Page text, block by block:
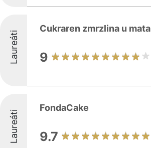
Laureáti
Cukraren zmrzlina u mata
9
Laureáti
FondaCake
9.7